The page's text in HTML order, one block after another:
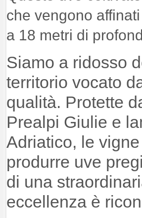
che vengono
a 18 metri di
Siamo a ridosso
territorio vocato
qualità. Protette
Prealpi Giulie e
Adriatico, le
produrre uve
di una
eccellenza è